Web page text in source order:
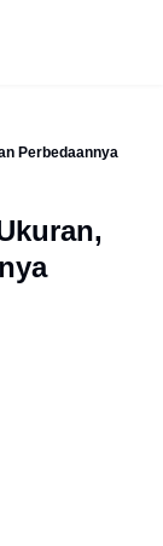
Perbedaannya